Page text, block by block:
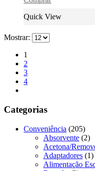
Quick View
Mostrar:
1
2
3
4
Categorias
Conveniência (205)
Absorvente (2)
Acetona/
Adaptadores (1)
Alimentação